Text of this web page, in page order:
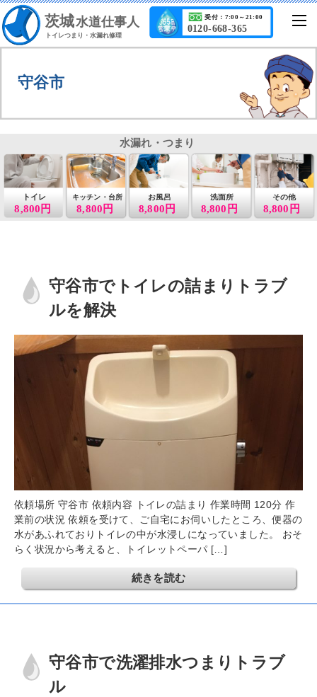
茨城水道仕事人
トイレつまり・水漏れ修理
0120-668-365
受付：7:00～21:00
守谷市
8,800円
トイレ
8,800円
キッチン・台所 お風呂
8,800円
洗面所
8,800円
その他
8,800円
水漏れ・つまり
守谷市でトイレの詰まりトラブ
ルを解決
依頼場所 守谷市 依頼内容 トイレの詰まり 作業時間 120分 作
業前の状況 依頼を受けて、ご自宅にお伺いしたところ、便器の
水があふれておりトイレの中が水浸しになっていました。 おそ
らく状況から考えると、トイレットペーパ […]
続きを読む
守谷市で洗濯排水つまりトラブ
ル